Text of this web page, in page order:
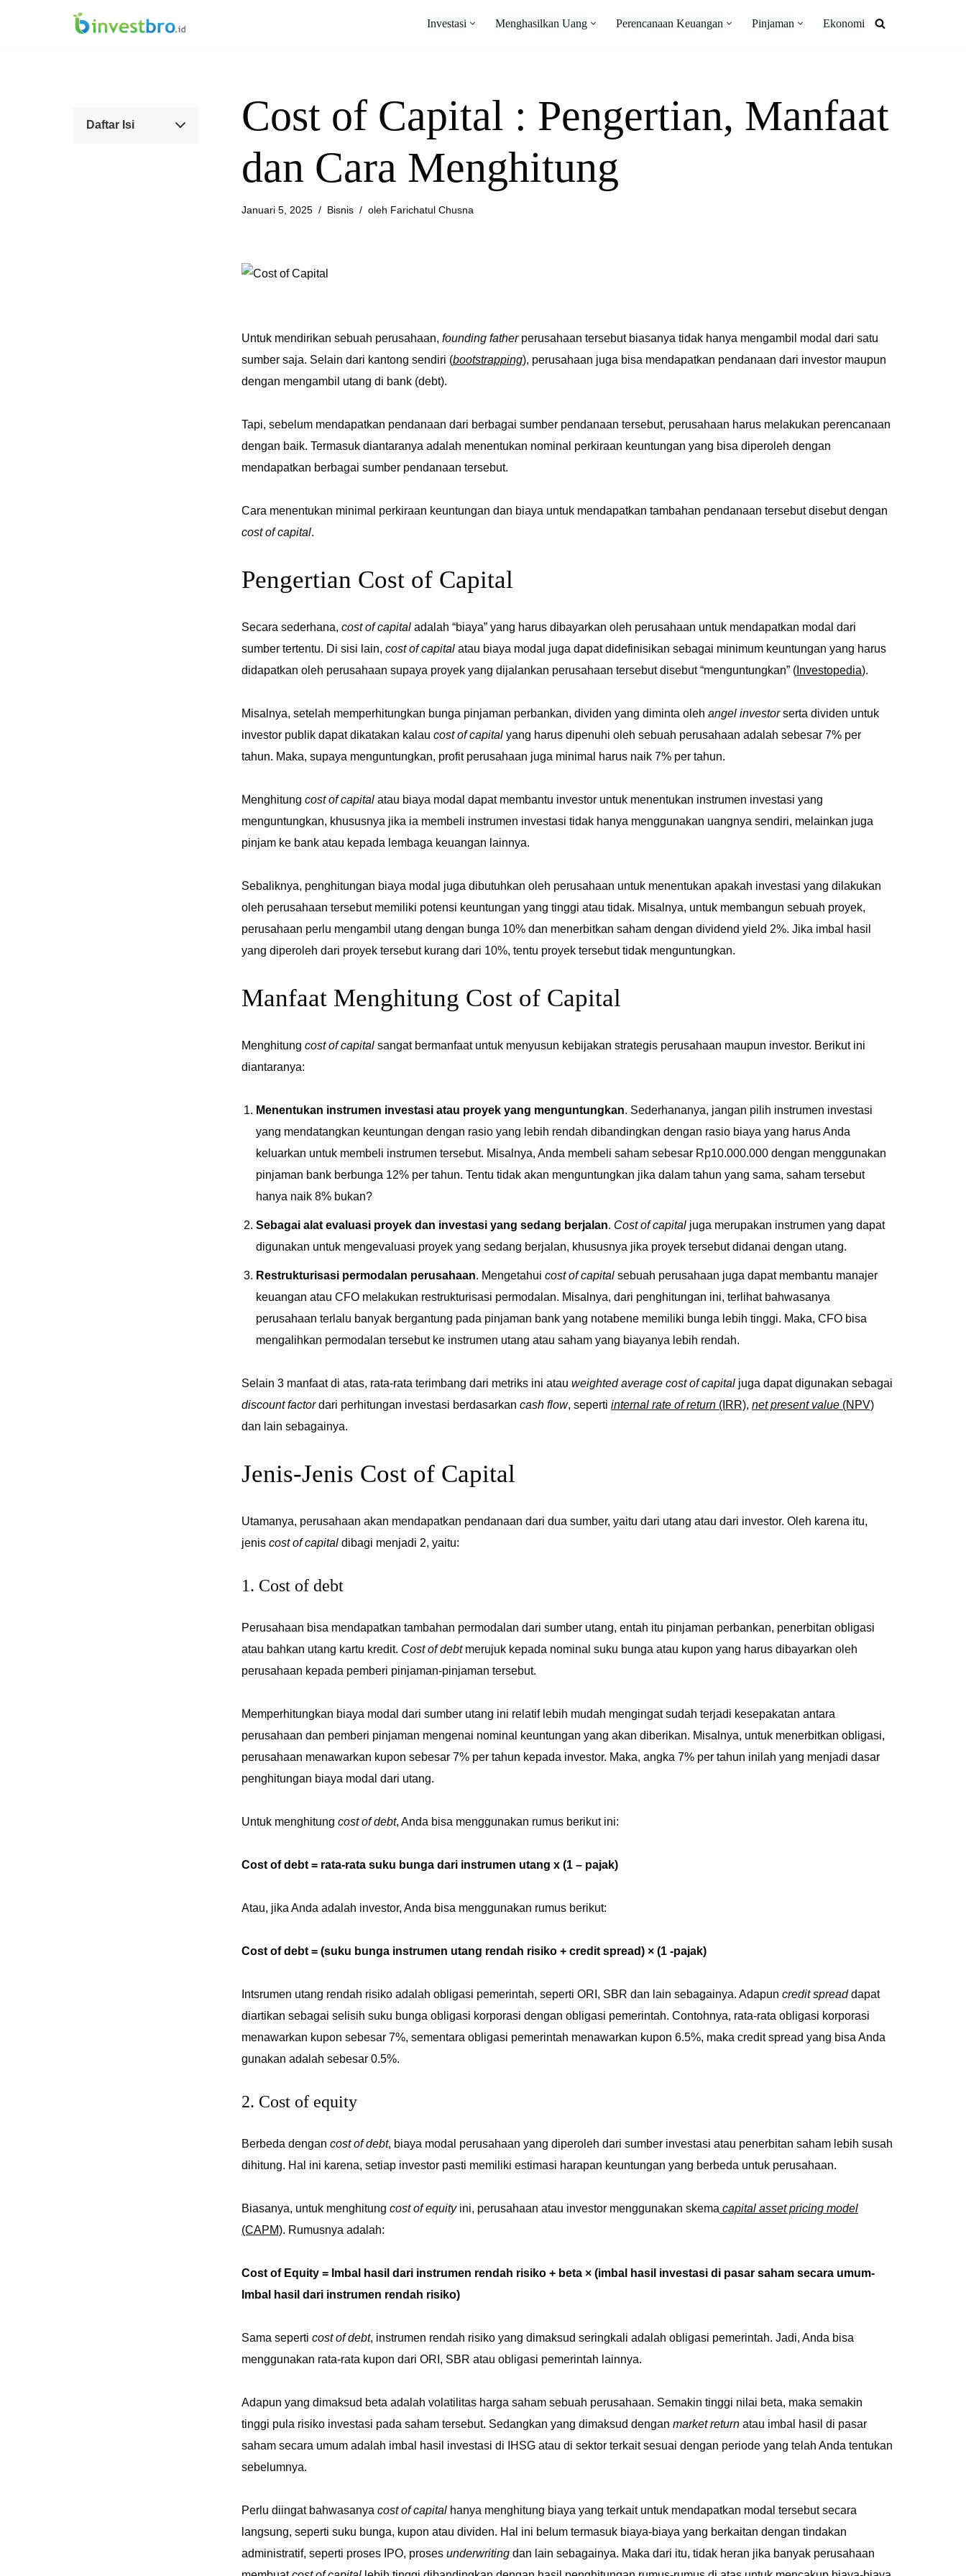
Investasi Menghasilkan Uang Perencanaan Keuangan Pinjaman Ekonomi
Daftar Isi
Cost of Capital : Pengertian, Manfaat
dan Cara Menghitung
Januari 5, 2025 Bisnis oleh Farichatul Chusna
Untuk mendirikan sebuah perusahaan, founding fatherperusahaan tersebut biasanya tidak hanya mengambil modal dari satu
sumber saja. Selain dari kantong sendiri (bootstrapping), perusahaan juga bisa mendapatkan pendanaan dari investor maupun
dengan mengambil utang di bank (debt).
Tapi, sebelum mendapatkan pendanaan dari berbagai sumber pendanaan tersebut, perusahaan harus melakukan perencanaan
dengan baik. Termasuk diantaranya adalah menentukan nominal perkiraan keuntungan yang bisa diperoleh dengan
mendapatkan berbagai sumber pendanaan tersebut.
Cara menentukan minimal perkiraan keuntungan dan biaya untuk mendapatkan tambahan pendanaan tersebut disebut dengan
cost of capital.
Pengertian Cost of Capital
Secara sederhana, cost of capital adalah “biaya” yang harus dibayarkan oleh perusahaan untuk mendapatkan modal dari
sumber tertentu. Di sisi lain, cost of capital atau biaya modal juga dapat didefinisikan sebagai minimum keuntungan yang harus
didapatkan oleh perusahaan supaya proyek yang dijalankan perusahaan tersebut disebut “menguntungkan” ( Investopedia).
Misalnya, setelah memperhitungkan bunga pinjaman perbankan, dividen yang diminta oleh angel investorserta dividen untuk
investor publik dapat dikatakan kalau cost of capital yang harus dipenuhi oleh sebuah perusahaan adalah sebesar 7% per
tahun. Maka, supaya menguntungkan, profit perusahaan juga minimal harus naik 7% per tahun.
Menghitung cost of capital atau biaya modal dapat membantu investor untuk menentukan instrumen investasi yang
menguntungkan, khususnya jika ia membeli instrumen investasi tidak hanya menggunakan uangnya sendiri, melainkan juga
pinjam ke bank atau kepada lembaga keuangan lainnya.
Sebaliknya, penghitungan biaya modal juga dibutuhkan oleh perusahaan untuk menentukan apakah investasi yang dilakukan
oleh perusahaan tersebut memiliki potensi keuntungan yang tinggi atau tidak. Misalnya, untuk membangun sebuah proyek,
perusahaan perlu mengambil utang dengan bunga 10% dan menerbitkan saham dengan dividend yield 2%. Jika imbal hasil
yang diperoleh dari proyek tersebut kurang dari 10%, tentu proyek tersebut tidak menguntungkan.
Manfaat Menghitung Cost of Capital
Menghitung cost of capital sangat bermanfaat untuk menyusun kebijakan strategis perusahaan maupun investor. Berikut ini
diantaranya:
Menentukan instrumen investasi atau proyek yang menguntungkan. Sederhananya, jangan pilih instrumen investasi
yang mendatangkan keuntungan dengan rasio yang lebih rendah dibandingkan dengan rasio biaya yang harus Anda
keluarkan untuk membeli instrumen tersebut. Misalnya, Anda membeli saham sebesar Rp10.000.000 dengan menggunakan
pinjaman bank berbunga 12% per tahun. Tentu tidak akan menguntungkan jika dalam tahun yang sama, saham tersebut
hanya naik 8% bukan?
Sebagai alat evaluasi proyek dan investasi yang sedang berjalan. Cost of capital juga merupakan instrumen yang dapat
digunakan untuk mengevaluasi proyek yang sedang berjalan, khususnya jika proyek tersebut didanai dengan utang.
Restrukturisasi permodalan perusahaan. Mengetahui cost of capital sebuah perusahaan juga dapat membantu manajer
keuangan atau CFO melakukan restrukturisasi permodalan. Misalnya, dari penghitungan ini, terlihat bahwasanya
perusahaan terlalu banyak bergantung pada pinjaman bank yang notabene memiliki bunga lebih tinggi. Maka, CFO bisa
mengalihkan permodalan tersebut ke instrumen utang atau saham yang biayanya lebih rendah.
Selain 3 manfaat di atas, rata-rata terimbang dari metriks ini atau weighted average cost of capital juga dapat digunakan sebagai
discount factordari perhitungan investasi berdasarkan cash flow, seperti internal rate of return (IRR), net present value (NPV)
dan lain sebagainya.
Jenis-Jenis Cost of Capital
Utamanya, perusahaan akan mendapatkan pendanaan dari dua sumber, yaitu dari utang atau dari investor. Oleh karena itu,
jenis cost of capital dibagi menjadi 2, yaitu:
1. Cost of debt
Perusahaan bisa mendapatkan tambahan permodalan dari sumber utang, entah itu pinjaman perbankan, penerbitan obligasi
atau bahkan utang kartu kredit. Cost of debtmerujuk kepada nominal suku bunga atau kupon yang harus dibayarkan oleh
perusahaan kepada pemberi pinjaman-pinjaman tersebut.
Memperhitungkan biaya modal dari sumber utang ini relatif lebih mudah mengingat sudah terjadi kesepakatan antara
perusahaan dan pemberi pinjaman mengenai nominal keuntungan yang akan diberikan. Misalnya, untuk menerbitkan obligasi,
perusahaan menawarkan kupon sebesar 7% per tahun kepada investor. Maka, angka 7% per tahun inilah yang menjadi dasar
penghitungan biaya modal dari utang.
Untuk menghitung cost of debt, Anda bisa menggunakan rumus berikut ini:
Cost of debt = rata-rata suku bunga dari instrumen utang x (1 – pajak)
Atau, jika Anda adalah investor, Anda bisa menggunakan rumus berikut:
Cost of debt = (suku bunga instrumen utang rendah risiko + credit spread) × (1 -pajak)
Intsrumen utang rendah risiko adalah obligasi pemerintah, seperti ORI, SBR dan lain sebagainya. Adapun credit spreaddapat
diartikan sebagai selisih suku bunga obligasi korporasi dengan obligasi pemerintah. Contohnya, rata-rata obligasi korporasi
menawarkan kupon sebesar 7%, sementara obligasi pemerintah menawarkan kupon 6.5%, maka credit spread yang bisa Anda
gunakan adalah sebesar 0.5%.
2. Cost of equity
Berbeda dengan cost of debt, biaya modal perusahaan yang diperoleh dari sumber investasi atau penerbitan saham lebih susah
dihitung. Hal ini karena, setiap investor pasti memiliki estimasi harapan keuntungan yang berbeda untuk perusahaan.
Biasanya, untuk menghitung cost of equity ini, perusahaan atau investor menggunakan skema capital asset pricing model
(CAPM). Rumusnya adalah:
Cost of Equity = Imbal hasil dari instrumen rendah risiko + beta × (imbal hasil investasi di pasar saham secara umum-
Imbal hasil dari instrumen rendah risiko)
Sama seperti cost of debt, instrumen rendah risiko yang dimaksud seringkali adalah obligasi pemerintah. Jadi, Anda bisa
menggunakan rata-rata kupon dari ORI, SBR atau obligasi pemerintah lainnya.
Adapun yang dimaksud beta adalah volatilitas harga saham sebuah perusahaan. Semakin tinggi nilai beta, maka semakin
tinggi pula risiko investasi pada saham tersebut. Sedangkan yang dimaksud dengan market return atau imbal hasil di pasar
saham secara umum adalah imbal hasil investasi di IHSG atau di sektor terkait sesuai dengan periode yang telah Anda tentukan
sebelumnya.
Perlu diingat bahwasanya cost of capital hanya menghitung biaya yang terkait untuk mendapatkan modal tersebut secara
langsung, seperti suku bunga, kupon atau dividen. Hal ini belum termasuk biaya-biaya yang berkaitan dengan tindakan
administratif, seperti proses IPO, proses underwriting dan lain sebagainya. Maka dari itu, tidak heran jika banyak perusahaan